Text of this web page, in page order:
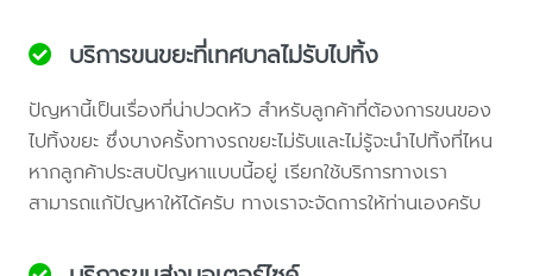
บริการขนขยะที่เทศบาลไม่รับไปทิ้ง
ปัญหานี้เป็นเรื่องที่น่าปวดหัว สำหรับลูกค้าที่ต้องการขนของ
ไปทิ้งขยะ ซึ่งบางครั้งทางรถขยะไม่รับและไม่รู้จะนำไปทิ้งที่ไหน
หากลูกค้าประสบปัญหาแบบนี้อยู่ เรียกใช้บริการทางเรา
สามารถแก้ปัญหาให้ได้ครับ ทางเราจะจัดการให้ท่านเองครับ